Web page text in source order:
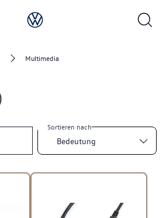
Multimedia
Sortieren nach
Bedeutung